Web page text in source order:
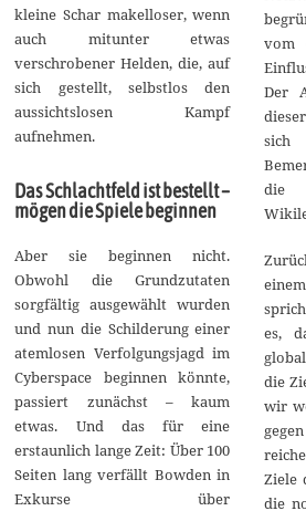
kleine Schar makelloser, wenn
auch mitunter etwas
verschrobener Helden, die, auf
sich gestellt, selbstlos den
aussichtslosen Kampf
aufnehmen.
Das Schlachtfeld ist bestellt –
mögen die Spiele beginnen
Aber sie beginnen nicht.
Obwohl die Grundzutaten
sorgfältig ausgewählt wurden
und nun die Schilderung einer
atemlosen Verfolgungsjagd im
Cyberspace beginnen könnte,
passiert zunächst – kaum
etwas. Und das für eine
erstaunlich lange Zeit: Über 100
Seiten lang verfällt Bowden in
Exkurse über
vom
Der
sich
die
es,
die
wir
Ziele
die